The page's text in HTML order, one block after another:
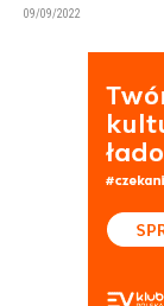
09/09/2022